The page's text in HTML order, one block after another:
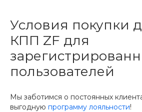
Условия покупки
КПП ZF для
пользователей
Мы заботимся о постоянных
выгодную программу лояльности!